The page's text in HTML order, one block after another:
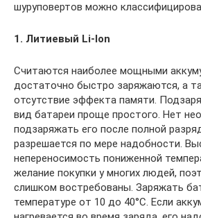
шуруповертов можно
1. Литиевый Li-Ion
Считаются наиболее мощными
достаточно быстро заряжаются, а
отсутствие эффекта памяти.
вид батареи проще простого. Нет
подзаряжать его после полной
разрешается по мере надобности.
непереносимость пониженной
желание покупки у многих людей,
слишком востребованы. Заряжать
температуре от 10 до 40°С. Если